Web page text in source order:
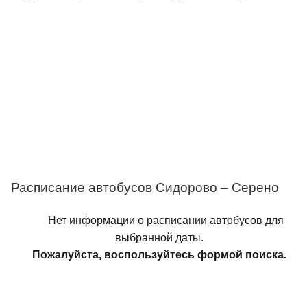
Расписание автобусов Сидорово – Серено
Нет информации о расписании автобусов для
выбранной даты.
Пожалуйста, воспользуйтесь формой поиска.